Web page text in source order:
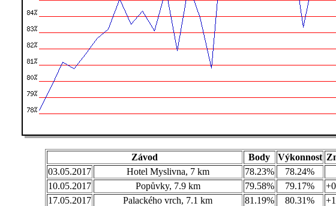
Závod Body Výkonnost
03.05.2017
Hotel Myslivna, 7 km 78.23%
78.24%
10.05.2017
Popůvky, 7.9 km 79.58% 79.17%
17.05.2017
Palackého vrch, 7.1 km 81.19% 80.31%